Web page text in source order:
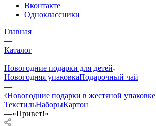
Вконтакте
Одноклассники
Главная
—
Каталог
—
Новогодние подарки для детей
Новогодняя упаковкаПодарочный чай
—
Новогодние подарки в жестяной упаковке
ТекстильНаборыКартон
—«Привет!»